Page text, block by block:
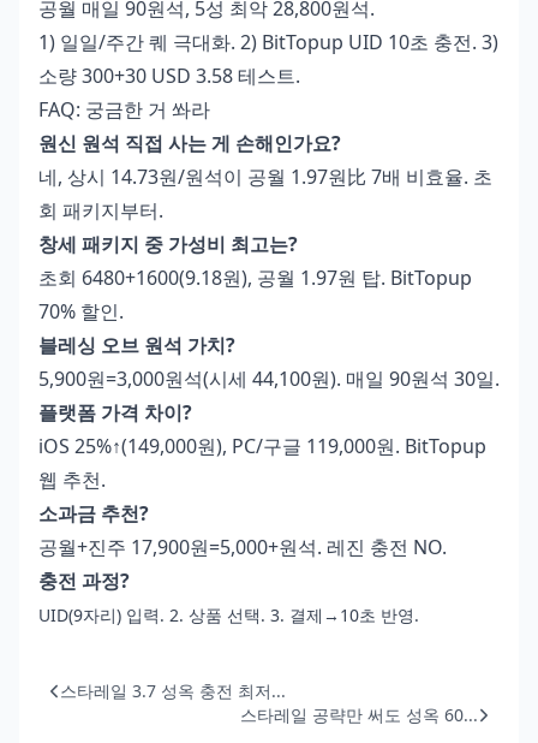
공월 매일 90원석, 5성 최악 28,800원석.
1) 일일/주간 퀘 극대화. 2) BitTopup UID 10초 충전. 3)
소량 300+30 USD 3.58 테스트.
FAQ: 궁금한 거 쏴라
원신 원석 직접 사는 게 손해인가요?
네, 상시 14.73원/원석이 공월 1.97원比 7배 비효율. 초
회 패키지부터.
창세 패키지 중 가성비 최고는?
초회 6480+1600(9.18원), 공월 1.97원 탑. BitTopup
70% 할인.
블레싱 오브 원석 가치?
5,900원=3,000원석(시세 44,100원). 매일 90원석 30일.
플랫폼 가격 차이?
iOS 25%↑(149,000원), PC/구글 119,000원. BitTopup
웹 추천.
소과금 추천?
공월+진주 17,900원=5,000+원석. 레진 충전 NO.
충전 과정?
UID(9자리) 입력. 2. 상품 선택. 3. 결제→10초 반영.
스타레일 3.7 성옥 충전 최저...
스타레일 공략만 써도 성옥 60...